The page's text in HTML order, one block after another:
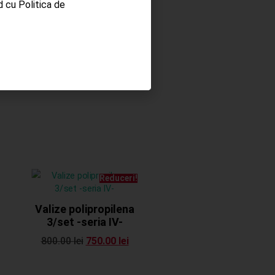
Reduceri!
Valize polipropilena
3/set -seria IV-
800.00lei 750.00 lei
cu Politica de